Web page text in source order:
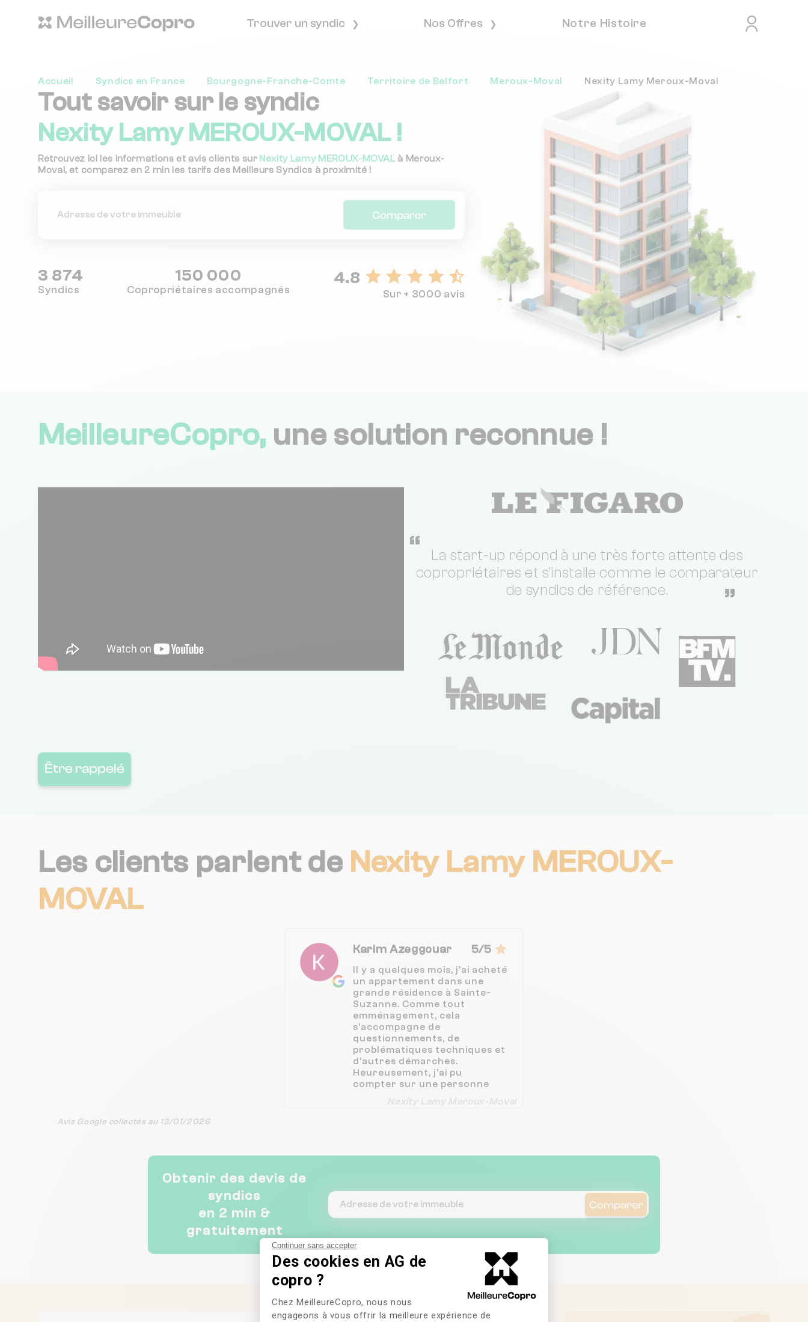
Continuer sans accepter
Des cookies en AG de
copro ?
Plateforme de Gestion du Consentement : Personnalisez vos Options
Chez MeilleureCopro, nous nous
engageons à vous offrir la meilleure expérience de
Trouver un syndic Nos Offres Notre Histoire
Accueil Syndics en France Bourgogne-Franche-Comte Territoire de Belfort Meroux-Moval Nexity Lamy Meroux-Moval
Tout savoir sur le syndic
Nexity Lamy MEROUX-MOVAL !
Retrouvez ici les informations et avis clients sur Nexity Lamy MEROUX-MOVALà Meroux-
Moval, et comparez en 2 min les tarifs des Meilleurs Syndics à proximité !
Comparer
3 874
Syndics
150 000
Copropriétaires accompagnés
4.8
Sur + 3000 avis
MeilleureCopro, une solution reconnue !
“
La start-up répond à une très forte attente des
copropriétaires et s'installe comme le comparateur
de syndics de référence.
”
Être rappelé
Les clients parlent de Nexity Lamy MEROUX-
MOVAL
Karim Azeggouar 5/5
Il y a quelques mois, j’ai acheté
un appartement dans une
grande résidence à Sainte-
Suzanne. Comme tout
emménagement, cela
s’accompagne de
questionnements, de
problématiques techniques et
d’autres démarches.
Heureusement, j’ai pu
compter sur une personne
l’occurrence l'Agence
l’organisation, ce qui n’est pas
négligeable.
Nexity Lamy Meroux-Moval
Avis Google collectés au 13/01/2026
Obtenir des devis de
syndics
en 2 min &
gratuitement
Comparer